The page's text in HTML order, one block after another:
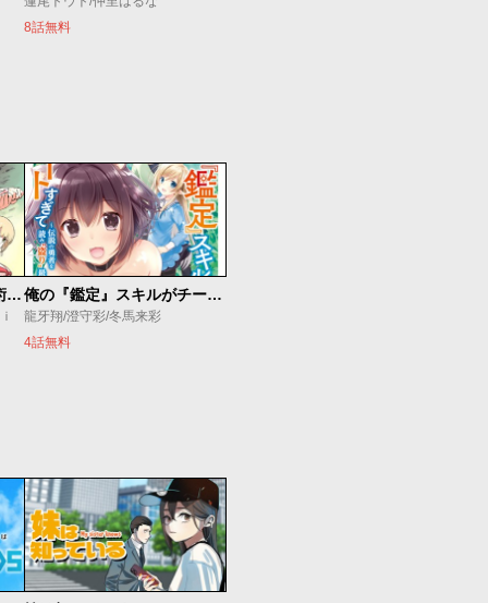
8話無料
追放されたチート付与魔術師は気ままなセカンドライフを謳歌する。 ～俺は武器だけじゃなく、あらゆるものに『強化ポイント』を付与できるし、俺の意思でいつでも効果を解除できるけど、残った人たち大丈夫？～ 俺の『鑑定』スキルがチートすぎて
龍牙翔/澄守彩/冬馬来彩
4話無料